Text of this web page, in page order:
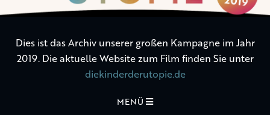
Dies ist das Archiv unserer großen Kampagne im Jahr
2019. Die aktuelle Website zum Film finden Sie unter
diekinderderutopie.de
MENÜ